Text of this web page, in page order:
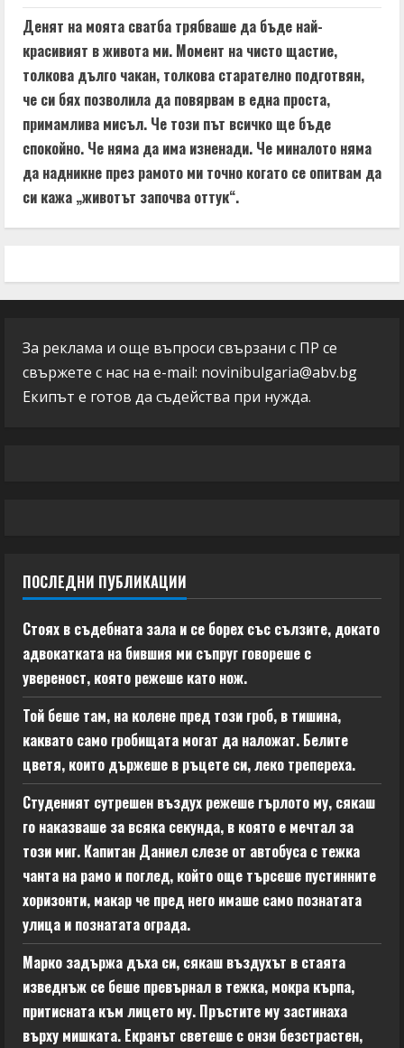
Денят на моята сватба трябваше да бъде най-
красивият в живота ми. Момент на чисто щастие,
толкова дълго чакан, толкова старателно подготвян,
че си бях позволила да повярвам в една проста,
примамлива мисъл. Че този път всичко ще бъде
спокойно. Че няма да има изненади. Че миналото няма
да надникне през рамото ми точно когато се опитвам да
си кажа „животът започва оттук“.
За реклама и още въпроси свързани с ПР се
свържете с нас на e-mail: novinibulgaria@abv.bg
Екипът е готов да съдейства при нужда.
ПОСЛЕДНИ ПУБЛИКАЦИИ
Стоях в съдебната зала и се борех със сълзите, докато
адвокатката на бившия ми съпруг говореше с
увереност, която режеше като нож.
Той беше там, на колене пред този гроб, в тишина,
каквато само гробищата могат да наложат. Белите
цветя, които държеше в ръцете си, леко трепереха.
Студеният сутрешен въздух режеше гърлото му, сякаш
го наказваше за всяка секунда, в която е мечтал за
този миг. Капитан Даниел слезе от автобуса с тежка
чанта на рамо и поглед, който още търсеше пустинните
хоризонти, макар че пред него имаше само познатата
улица и познатата ограда.
Марко задържа дъха си, сякаш въздухът в стаята
изведнъж се беше превърнал в тежка, мокра кърпа,
притисната към лицето му. Пръстите му застинаха
върху мишката. Екранът светеше с онзи безстрастен,